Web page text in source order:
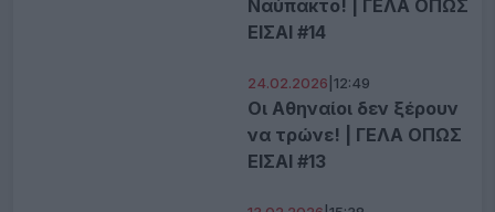
Ναύπακτο! | ΓΕΛΑ ΟΠΩΣ
ΕΙΣΑΙ #14
Οι Αθηναίοι δεν ξέρουν
να τρώνε! | ΓΕΛΑ ΟΠΩΣ
ΕΙΣΑΙ #13
24.02.2026 12:49